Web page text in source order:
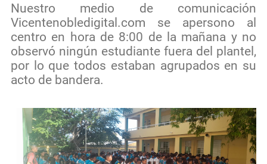
Nuestro medio de comunicación
Vicentenobledigital.com se apersono al
centro en hora de 8:00 de la mañana y no
observó ningún estudiante fuera del plantel,
por lo que todos estaban agrupados en su
acto de bandera.